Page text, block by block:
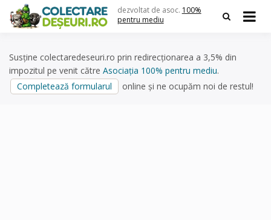
content
dezvoltat de asoc. 100%
pentru mediu
Susține colectaredeseuri.ro prin redirecționarea a 3,5% din
impozitul pe venit către Asociația 100% pentru mediu.
Completează formularul
online și ne ocupăm noi de restul!